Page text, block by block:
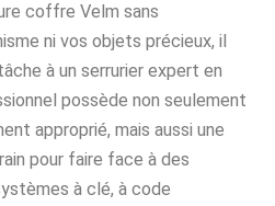
coffre Velm sans
ni vos objets précieux, il
à un serrurier expert en
possède non seulement
approprié, mais aussi une
pour faire face à des
à clé, à code